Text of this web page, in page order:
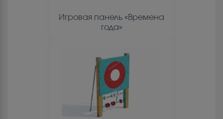
Игровая панель «Времена
года»